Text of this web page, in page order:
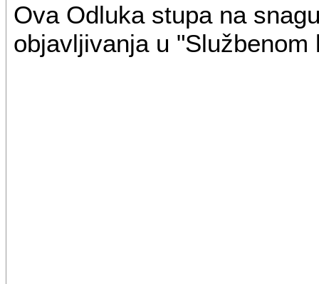
Ova Odluka stupa na
objavljivanja u